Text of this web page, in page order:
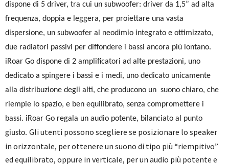
dispone di 5 driver, tra cui un subwoofer: driver da 1,5” ad alta
frequenza, doppia e leggera, per proiettare una vasta
dispersione, un subwoofer al neodimio integrato e ottimizzato,
due radiatori passivi per diffondere i bassi ancora più lontano.
iRoar Go dispone di 2 amplificatori ad alte prestazioni, uno
dedicato a spingere i bassi e i medi, uno dedicato unicamente
alla distribuzione degli alti, che producono un suono chiaro, che
riempie lo spazio, e ben equilibrato, senza compromettere i
bassi. iRoar Go regala un audio potente, bilanciato al punto
giusto. Gli utenti possono scegliere se posizionare lo speaker
in orizzontale, per ottenere un suono di tipo più “riempitivo”
ed equilibrato, oppure in verticale, per un audio più potente e